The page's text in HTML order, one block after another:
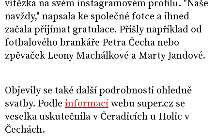
vítězka na svém instagramovém profilu. "Naše
navždy," napsala ke společné fotce a ihned
začala přijímat gratulace. Přišly například od
fotbalového brankáře Petra Čecha nebo
zpěvaček Leony Machálkové a Marty Jandové.
Objevily se také další podrobnosti ohledně
svatby. Podle informací webu super.cz se
veselka uskutečnila v Čeradicích u Holic v
Čechách.